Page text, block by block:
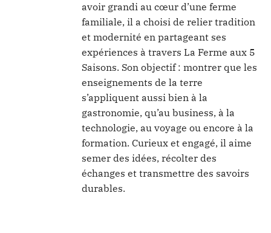
avoir grandi au cœur d’une ferme
familiale, il a choisi de relier tradition
et modernité en partageant ses
expériences à travers La Ferme aux 5
Saisons. Son objectif : montrer que les
enseignements de la terre
s’appliquent aussi bien à la
gastronomie, qu’au business, à la
technologie, au voyage ou encore à la
formation. Curieux et engagé, il aime
semer des idées, récolter des
échanges et transmettre des savoirs
durables.